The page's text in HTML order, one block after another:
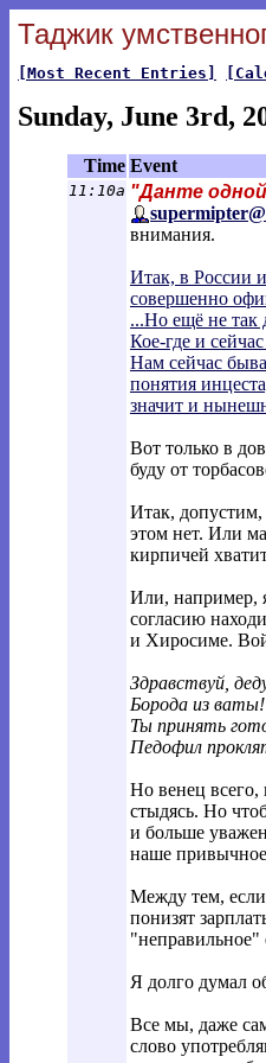
Таджик
[Most Recent Entries]
Sunday, June 3rd,
Time Event
11:10a "Данте
внимания.
Итак, в России
совершенно
...Но ещё не так
Кое-где и
Нам сейчас
понятия
значит и
Вот только в
буду от
Итак, допустим,
этом нет. Или
кирпичей
Или, например,
согласию
и Хиросиме. Вой
Здравствуй,
Борода из ваты!
Ты принять
Педофил
Но венец всего,
стыдясь. Но
и больше
наше привычное
Между тем,
понизят
"неправильное"
Я долго думал
Все мы, даже
слово